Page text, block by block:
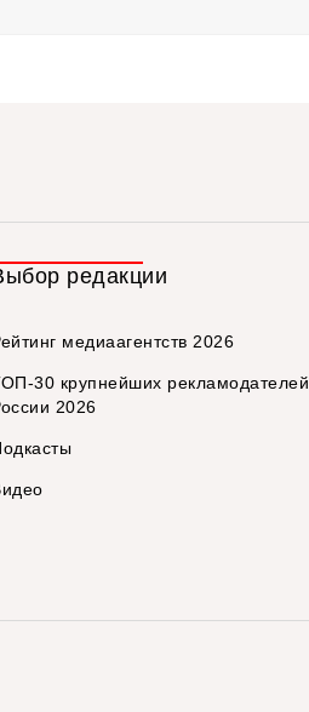
редакции
медиаагентств 2026
30 крупнейших рекламодателей
2026